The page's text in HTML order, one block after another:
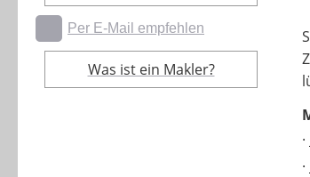
Per E-Mail empfehlen
Was ist ein Makler?
·
·